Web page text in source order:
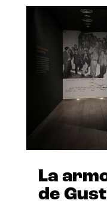
La
de